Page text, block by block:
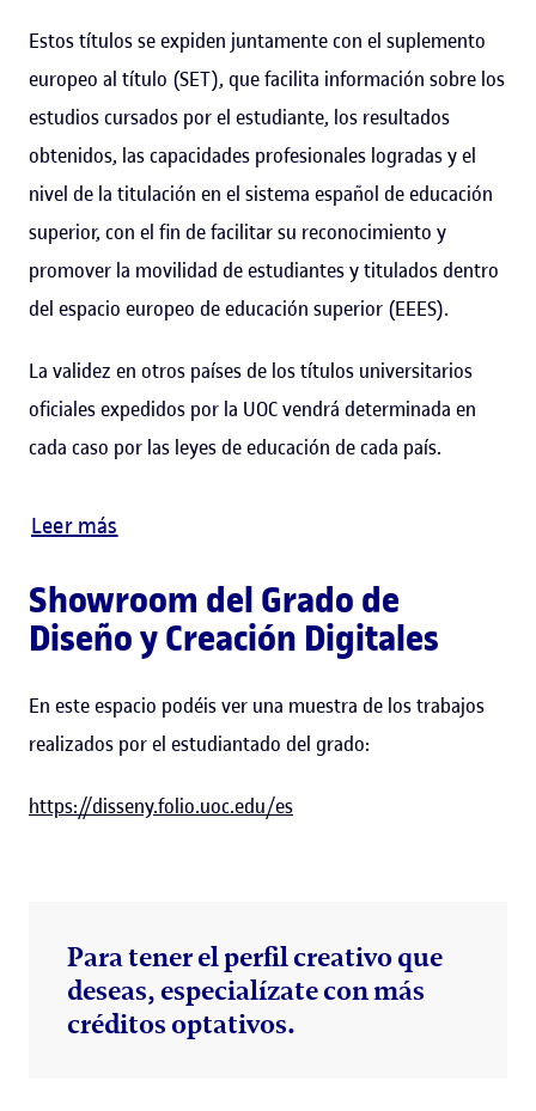
Estos títulos se expiden juntamente con el suplemento
europeo al título (SET), que facilita información sobre los
estudios cursados por el estudiante, los resultados
obtenidos, las capacidades profesionales logradas y el
nivel de la titulación en el sistema español de educación
superior, con el fin de facilitar su reconocimiento y
promover la movilidad de estudiantes y titulados dentro
del espacio europeo de educación superior (EEES).
La validez en otros países de los títulos universitarios
oficiales expedidos por la UOC vendrá determinada en
cada caso por las leyes de educación de cada país.
Leer más
Showroom del Grado de
Diseño y Creación Digitales
En este espacio podéis ver una muestra de los trabajos
realizados por el estudiantado del grado:
https://disseny.folio.uoc.edu/es
Para tener el perfil creativo que
deseas, especialízate con más
créditos optativos.